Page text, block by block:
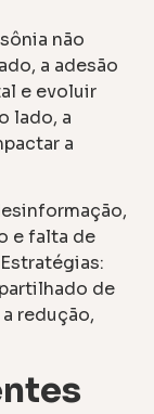
não
a adesão
e evoluir
lado, a
a
e falta de
de
redução,